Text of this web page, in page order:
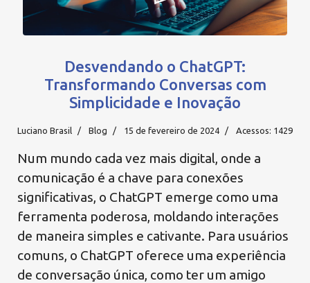
Desvendando o ChatGPT:
Transformando Conversas com
Simplicidade e Inovação
Luciano Brasil Blog 15 de fevereiro de 2024 Acessos: 1429
Num mundo cada vez mais digital, onde a
comunicação é a chave para conexões
significativas, o ChatGPT emerge como uma
ferramenta poderosa, moldando interações
de maneira simples e cativante. Para usuários
comuns, o ChatGPT oferece uma experiência
de conversação única, como ter um amigo